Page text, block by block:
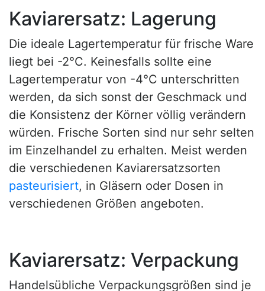
Kaviarersatz: Lagerung
Die ideale Lagertemperatur für frische Ware
liegt bei -2°C. Keinesfalls sollte eine
Lagertemperatur von -4°C unterschritten
werden, da sich sonst der Geschmack und
die Konsistenz der Körner völlig verändern
würden. Frische Sorten sind nur sehr selten
im Einzelhandel zu erhalten. Meist werden
die verschiedenen Kaviarersatzsorten
pasteurisiert, in Gläsern oder Dosen in
verschiedenen Größen angeboten.
Kaviarersatz: Verpackung
Handelsübliche Verpackungsgrößen sind je